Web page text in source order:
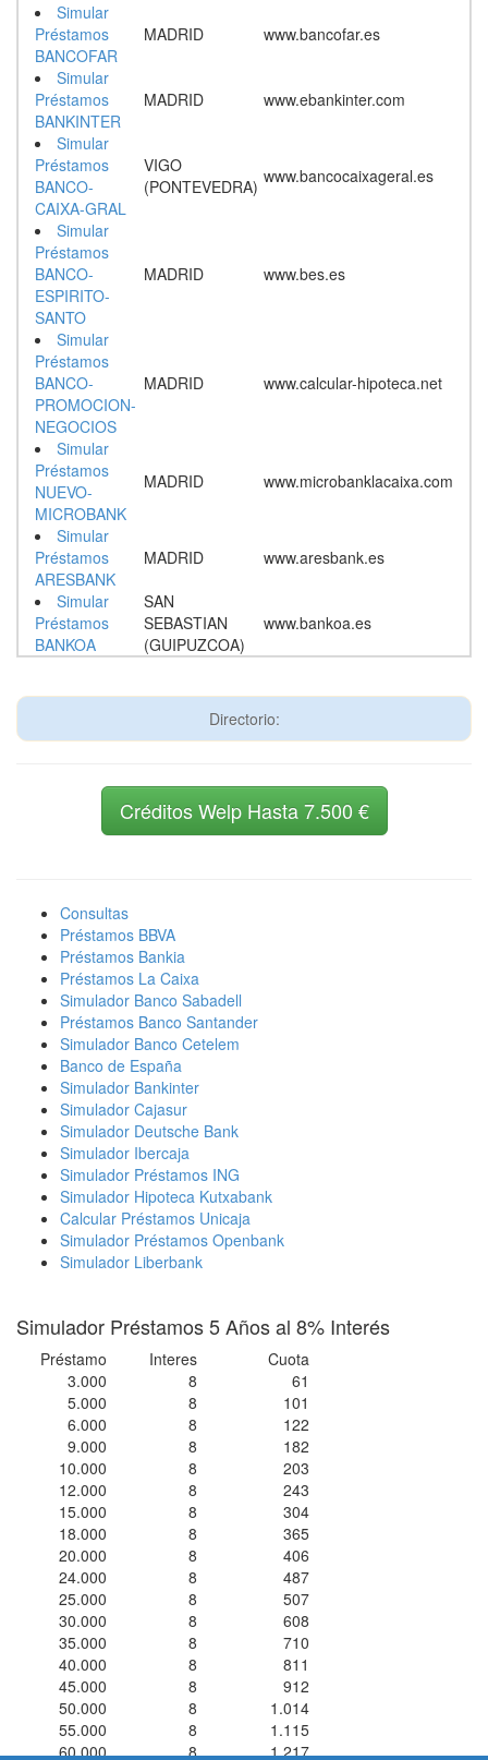
Simular
Préstamos
BANCOFAR
MADRID
www.bancofar.es
Simular
Préstamos
BANKINTER
MADRID
www.ebankinter.com
Simular
Préstamos
BANCO-
CAIXA-GRAL
VIGO
(PONTEVEDRA) www.bancocaixageral.es
Simular
Préstamos
BANCO-
ESPIRITO-
SANTO
MADRID www.bes.es
Simular
Préstamos
BANCO-
PROMOCION-
NEGOCIOS
MADRID www.calcular-hipoteca.net
Simular
Préstamos
NUEVO-
MICROBANK
MADRID www.microbanklacaixa.com
Simular
Préstamos
ARESBANK
MADRID
www.aresbank.es
Simular
Préstamos
BANKOA
SAN
SEBASTIAN
(GUIPUZCOA)
www.bankoa.es
Directorio:
Créditos Welp Hasta 7.500 €
Consultas
Préstamos BBVA
Préstamos Bankia
Préstamos La Caixa
Simulador Banco Sabadell
Préstamos Banco Santander
Simulador Banco Cetelem
Banco de España
Simulador Bankinter
Simulador Cajasur
Simulador Deutsche Bank
Simulador Ibercaja
Simulador Préstamos ING
Simulador Hipoteca Kutxabank
Calcular Préstamos Unicaja
Simulador Préstamos Openbank
Simulador Liberbank
Simulador Préstamos 5 Años al 8% Interés
Préstamo Interes
Cuota
3.000
8
61
5.000
8
101
6.000
8
122
9.000
8
182
10.000
8
203
12.000
8
243
15.000
8
304
18.000
8
365
20.000
8
406
24.000
8
487
25.000
8
507
30.000
8
608
35.000
8
710
40.000
8
811
45.000
8
912
50.000
8
1.014
55.000
8
1.115
60.000
8 1.217